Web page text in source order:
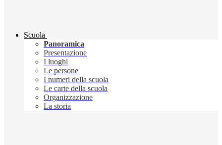
Scuola
Panoramica
Presentazione
I luoghi
Le persone
I numeri della scuola
Le carte della scuola
Organizzazione
La storia